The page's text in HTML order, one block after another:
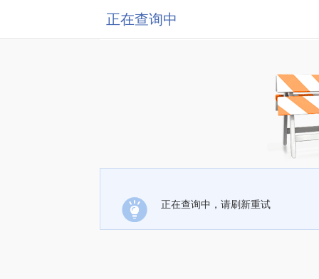
正在查询中
正在查询中，请刷新重试